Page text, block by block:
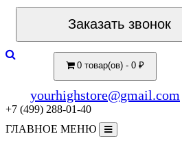
Заказать звонок
0 товар(ов) - 0 ₽
yourhighstore@gmail.com
+7 (499) 288-01-40
ГЛАВНОЕ МЕНЮ